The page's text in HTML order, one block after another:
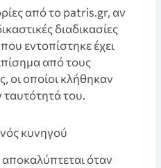
από το patris.gr, αν
διαδικασίες
εντοπίστηκε έχει
από τους
οι οποίοι κλήθηκαν
του.
κυνηγού
όταν